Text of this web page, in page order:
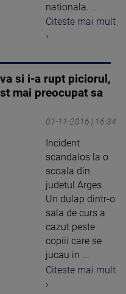
nationala. ...
Citeste mai mult
›
si i-a rupt piciorul,
mai preocupat sa
01-11-2016 | 16:34
Incident
scandalos la o
scoala din
judetul Arges.
Un dulap dintr-o
sala de curs a
cazut peste
copiii care se
jucau in ...
Citeste mai mult
›